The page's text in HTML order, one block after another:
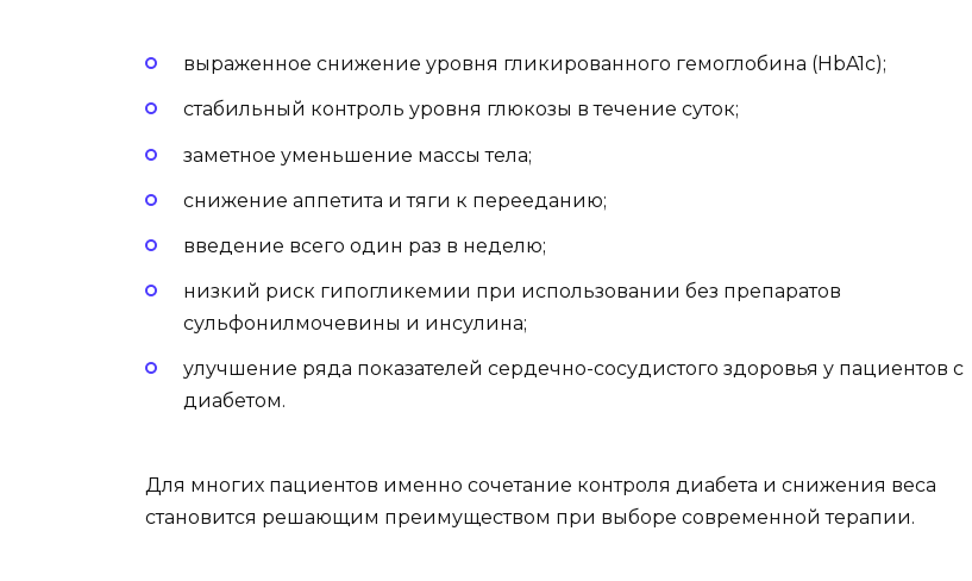
выраженное снижение уровня гликированного гемоглобина (HbA1c);
стабильный контроль уровня глюкозы в течение суток;
заметное уменьшение массы тела;
снижение аппетита и тяги к перееданию;
введение всего один раз в неделю;
низкий риск гипогликемии при использовании без препаратов
сульфонилмочевины и инсулина;
улучшение ряда показателей сердечно-сосудистого здоровья у пациентов с
диабетом.
Для многих пациентов именно сочетание контроля диабета и снижения веса
становится решающим преимуществом при выборе современной терапии.